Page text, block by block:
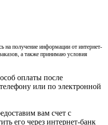
на получение информации от интернет-
а также принимаю условия
оплаты после
или по электронной
вам счет с
его через интернет-банк